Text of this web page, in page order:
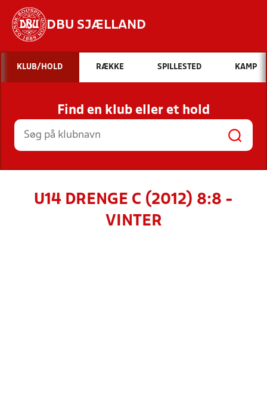
DBU SJÆLLAND
Hvad vil du søge efter?
INDHOLD OG NYHEDER
STILLINGER, RESULTATER, KLUBBER OG
HOLD
KLUB/HOLD RÆKKE SPILLESTED KAMP
Find en klub eller et hold
U14 DRENGE C (2012) 8:8 -
VINTER